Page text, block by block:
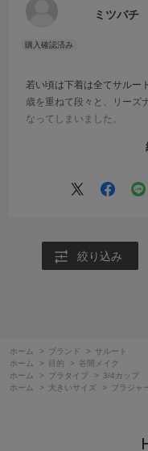
ミツバチ
若い頃は下着は全てサルー
歳を重ねて段々と、リーズ
なってしまいました。
洋服を着るとバストアップ
高い下着ですが、丁寧に
やっぱりこれからもちゃ
絞り込み
ホーム > ブランド >
サルート
ホーム
> 目的 >
谷間メイク
ホーム
> ブラタイプ >
3/4カップ
ホーム
> 大きいサイズ > ブラジャ